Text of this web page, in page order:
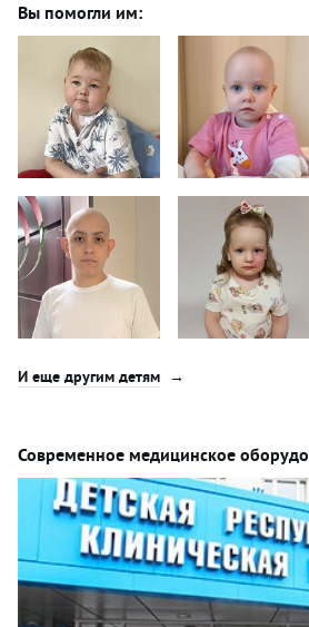
Вы помогли им:
И еще другим детям
Современное медицинское